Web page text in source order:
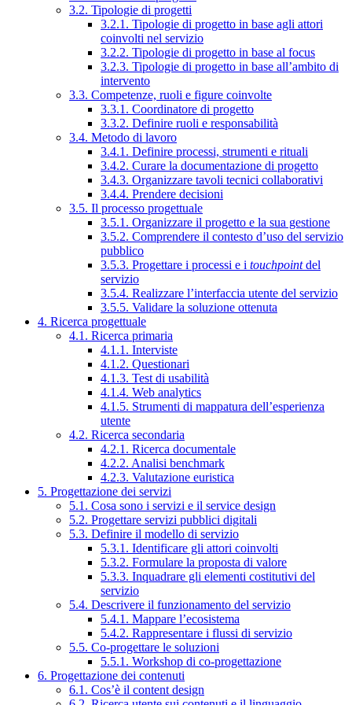
3.2. Tipologie di progetti
3.2.1. Tipologie di progetto in base agli attori
coinvolti nel servizio
3.2.2. Tipologie di progetto in base al focus
3.2.3. Tipologie di progetto in base all’ambito di
intervento
3.3. Competenze, ruoli e figure coinvolte
3.3.1. Coordinatore di progetto
3.3.2. Definire ruoli e responsabilità
3.4. Metodo di lavoro
3.4.1. Definire processi, strumenti e rituali
3.4.2. Curare la documentazione di progetto
3.4.3. Organizzare tavoli tecnici collaborativi
3.4.4. Prendere decisioni
3.5. Il processo progettuale
3.5.1. Organizzare il progetto e la sua gestione
3.5.2. Comprendere il contesto d’uso del servizio
pubblico
3.5.3. Progettare i processi e i touchpointdel
servizio
3.5.4. Realizzare l’interfaccia utente del servizio
3.5.5. Validare la soluzione ottenuta
4. Ricerca progettuale
4.1. Ricerca primaria
4.1.1. Interviste
4.1.2. Questionari
4.1.3. Test di usabilità
4.1.4. Web analytics
4.1.5. Strumenti di mappatura dell’esperienza
utente
4.2. Ricerca secondaria
4.2.1. Ricerca documentale
4.2.2. Analisi benchmark
4.2.3. Valutazione euristica
5. Progettazione dei servizi
5.1. Cosa sono i servizi e il service design
5.2. Progettare servizi pubblici digitali
5.3. Definire il modello di servizio
5.3.1. Identificare gli attori coinvolti
5.3.2. Formulare la proposta di valore
5.3.3. Inquadrare gli elementi costitutivi del
servizio
5.4. Descrivere il funzionamento del servizio
5.4.1. Mappare l’ecosistema
5.4.2. Rappresentare i flussi di servizio
5.5. Co-progettare le soluzioni
5.5.1. Workshop di co-progettazione
6. Progettazione dei contenuti
6.1. Cos’è il content design